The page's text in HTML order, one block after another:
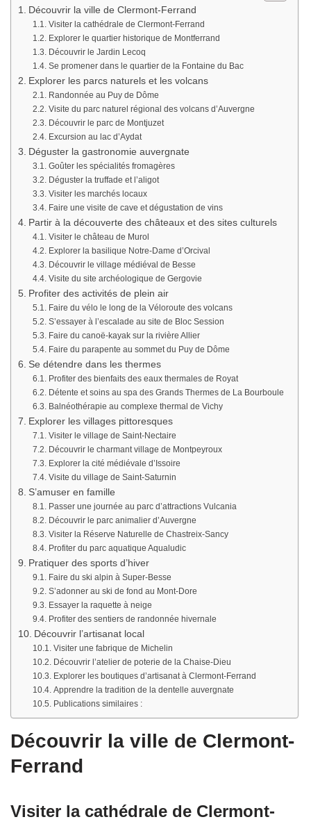
Découvrir la ville de Clermont-Ferrand
Visiter la cathédrale de Clermont-Ferrand
Explorer le quartier historique de Montferrand
Découvrir le Jardin Lecoq
Se promener dans le quartier de la Fontaine du Bac
Explorer les parcs naturels et les volcans
Randonnée au Puy de Dôme
Visite du parc naturel régional des volcans d’Auvergne
Découvrir le parc de Montjuzet
Excursion au lac d’Aydat
Déguster la gastronomie auvergnate
Goûter les spécialités fromagères
Déguster la truffade et l’aligot
Visiter les marchés locaux
Faire une visite de cave et dégustation de vins
Partir à la découverte des châteaux et des sites culturels
Visiter le château de Murol
Explorer la basilique Notre-Dame d’Orcival
Découvrir le village médiéval de Besse
Visite du site archéologique de Gergovie
Profiter des activités de plein air
Faire du vélo le long de la Véloroute des volcans
S’essayer à l’escalade au site de Bloc Session
Faire du canoë-kayak sur la rivière Allier
Faire du parapente au sommet du Puy de Dôme
Se détendre dans les thermes
Profiter des bienfaits des eaux thermales de Royat
Détente et soins au spa des Grands Thermes de La Bourboule
Balnéothérapie au complexe thermal de Vichy
Explorer les villages pittoresques
Visiter le village de Saint-Nectaire
Découvrir le charmant village de Montpeyroux
Explorer la cité médiévale d’Issoire
Visite du village de Saint-Saturnin
S’amuser en famille
Passer une journée au parc d’attractions Vulcania
Découvrir le parc animalier d’Auvergne
Visiter la Réserve Naturelle de Chastreix-Sancy
Profiter du parc aquatique Aqualudic
Pratiquer des sports d’hiver
Faire du ski alpin à Super-Besse
S’adonner au ski de fond au Mont-Dore
Essayer la raquette à neige
Profiter des sentiers de randonnée hivernale
Découvrir l’artisanat local
Visiter une fabrique de Michelin
Découvrir l’atelier de poterie de la Chaise-Dieu
Explorer les boutiques d’artisanat à Clermont-Ferrand
Apprendre la tradition de la dentelle auvergnate
Publications similaires :
Découvrir la ville de Clermont-
Ferrand
Visiter la cathédrale de Clermont-